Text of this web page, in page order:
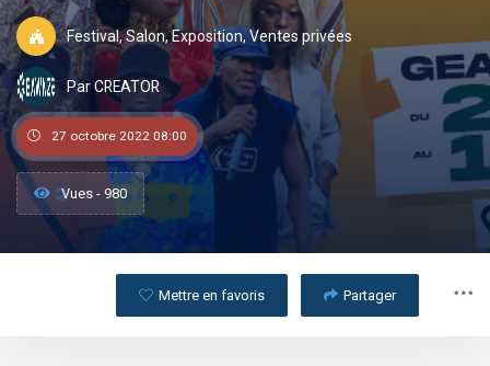
Festival, Salon, Exposition, Ventes privées
Par CREATOR
27 octobre 2022 08:00
Vues - 980
Mettre en favoris Partager